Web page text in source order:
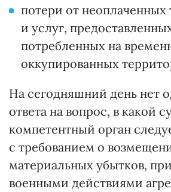
потери от неоплаченных
и услуг,
потребленных на
оккупированных
На сегодняшний день нет
ответа на вопрос, в какой
компетентный орган
с требованием о
материальных убытков,
военными действиями